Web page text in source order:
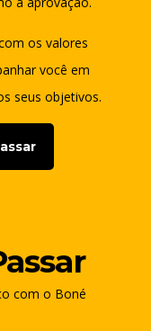
os valores
você em
seus objetivos.
com o Boné